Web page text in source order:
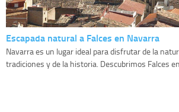
Escapada natural a Falces en Navarra
Navarra es un lugar ideal para disfrutar de la
tradiciones y de la historia. Descubrimos Falces